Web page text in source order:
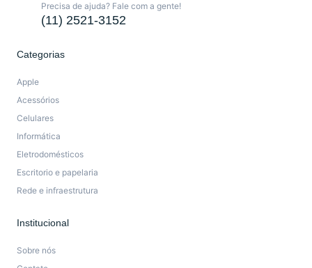
Precisa de ajuda? Fale com a gente!
(11) 2521-3152
Categorias
Apple
Acessórios
Celulares
Informática
Eletrodomésticos
Escritorio e papelaria
Rede e infraestrutura
Institucional
Sobre nós